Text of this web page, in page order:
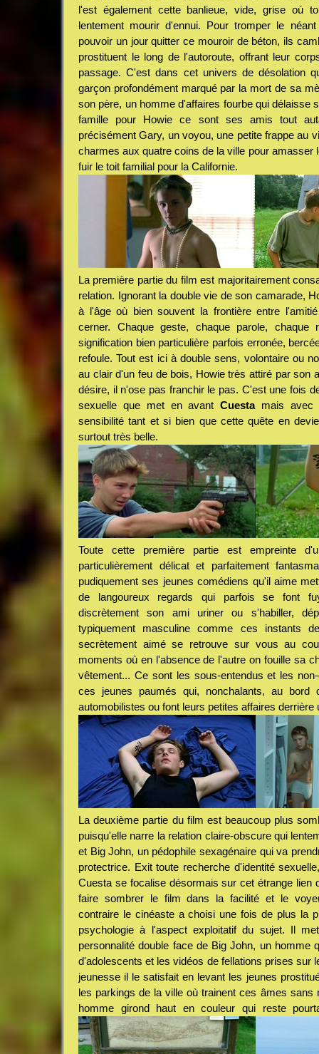
l'est également cette banlieue, vide, grise où
lentement mourir d'ennui. Pour tromper le
pouvoir un jour quitter ce mouroir de béton, ils
prostituent le long de l'autoroute, offrant leur
passage. C'est dans cet univers de désolation
garçon profondément marqué par la mort de sa
son père, un homme d'affaires fourbe qui délaisse
famille pour Howie ce sont ses amis tout
précisément Gary, un voyou, une petite frappe au
charmes aux quatre coins de la ville pour amasser
fuir le toit familial pour la Californie.
La première partie du film est majoritairement
relation. Ignorant la double vie de son camarade,
à l'âge où bien souvent la frontière entre
cerner. Chaque geste, chaque parole, chaque
signification bien particulière parfois erronée,
refoule. Tout est ici à double sens, volontaire ou
au clair d'un feu de bois, Howie très attiré par son
désire, il n'ose pas franchir le pas. C'est une fois
sexuelle que met en avantCuestamais avec
sensibilité tant et si bien que cette quête en
surtout très belle.
Toute cette première partie est empreinte
particulièrement délicat et parfaitement
pudiquement ses jeunes comédiens qu'il aime
de langoureux regards qui parfois se font
discrètement son ami uriner ou s'habiller,
typiquement masculine comme ces instants
secrètement aimé se retrouve sur vous au
moments où en l'absence de l'autre on fouille sa
vêtement... Ce sont les sous-entendus et les
ces jeunes paumés qui, nonchalants, au bord
automobilistes ou font leurs petites affaires derrière
La deuxième partie du film est beaucoup plus
puisqu'elle narre la relation claire-obscure qui
et Big John, un pédophile sexagénaire qui va
protectrice. Exit toute recherche d'identité
Cuesta se focalise désormais sur cet étrange lien
faire sombrer le film dans la facilité et le
contraire le cinéaste a choisi une fois de plus la
psychologie à l'aspect exploitatif du sujet. Il
personnalité double face de Big John, un homme
d'adolescents et les vidéos de fellations prises sur
jeunesse il le satisfait en levant les jeunes
les parkings de la ville où trainent ces âmes sans
homme girond haut en couleur qui reste